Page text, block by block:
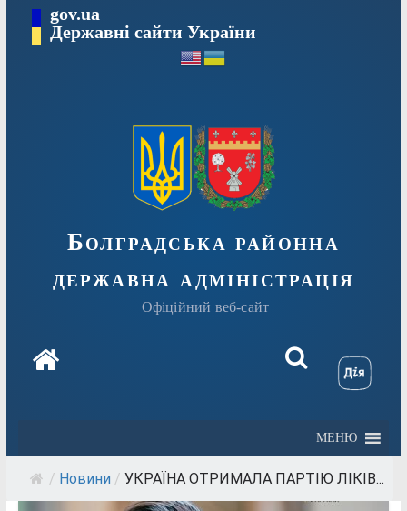
Перейтиgov.ua
Державні сайти України
Болградська районна
державна адміністрація
Офіційний веб-сайт
МЕНЮ
/ Новини / УКРАЇНА ОТРИМАЛА ПАРТІЮ ЛІКІВ...